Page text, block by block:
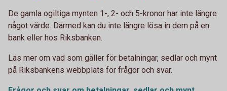
De gamla ogiltiga mynten 1-, 2- och 5-kronor har inte längre
något värde. Därmed kan du inte längre lösa in dem på en
bank eller hos Riksbanken.
Läs mer om vad som gäller för betalningar, sedlar och mynt
på Riksbankens webbplats för frågor och svar.